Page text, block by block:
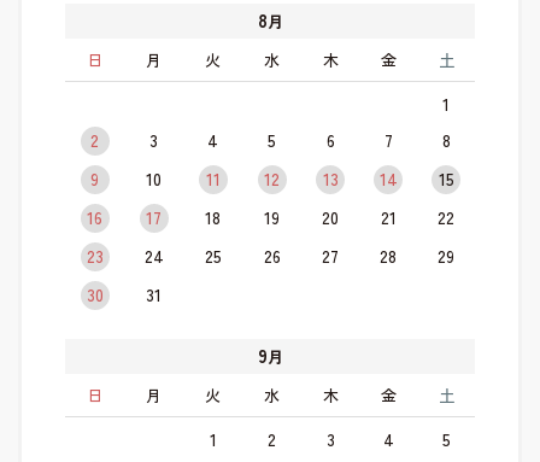
8月
日
月 火 水 木 金 土
1
2
3 4 5 6 7
8
9
10 11 12 13 14
15
16
17 18 19 20 21
22
23
24 25 26 27 28
29
30
31
9月
日
月 火 水 木 金 土
1 2 3 4
5